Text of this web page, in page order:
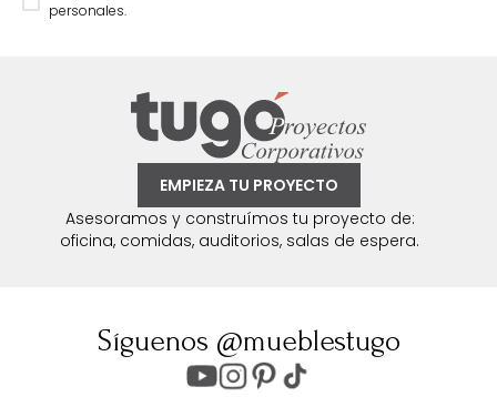
personales.
EMPIEZA TU PROYECTO
Asesoramos y construímos tu proyecto de:
oficina, comidas, auditorios, salas de espera.
Síguenos @mueblestugo